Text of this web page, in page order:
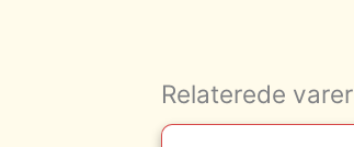
Relaterede varer